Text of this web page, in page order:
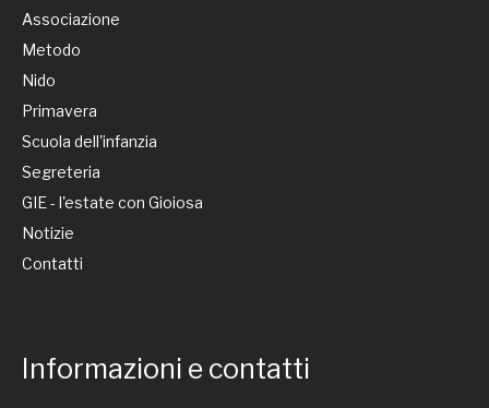
Associazione
Metodo
Nido
Primavera
Scuola dell'infanzia
Segreteria
GIE - l'estate con Gioiosa
Notizie
Contatti
Informazioni e contatti